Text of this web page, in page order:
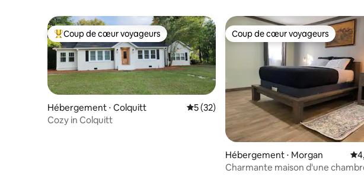
Coups de cœur voyageurs les plus appréciés
Coup de cœur voyageurs
Hébergement ⋅ Colquitt Évaluation moyenne sur la base de 32
5 (32)
Cozy in Colquitt
Coup de cœur voyageurs
Coup de cœur voyageurs
Hébergement ⋅ Morgan
Charmante maison d'une